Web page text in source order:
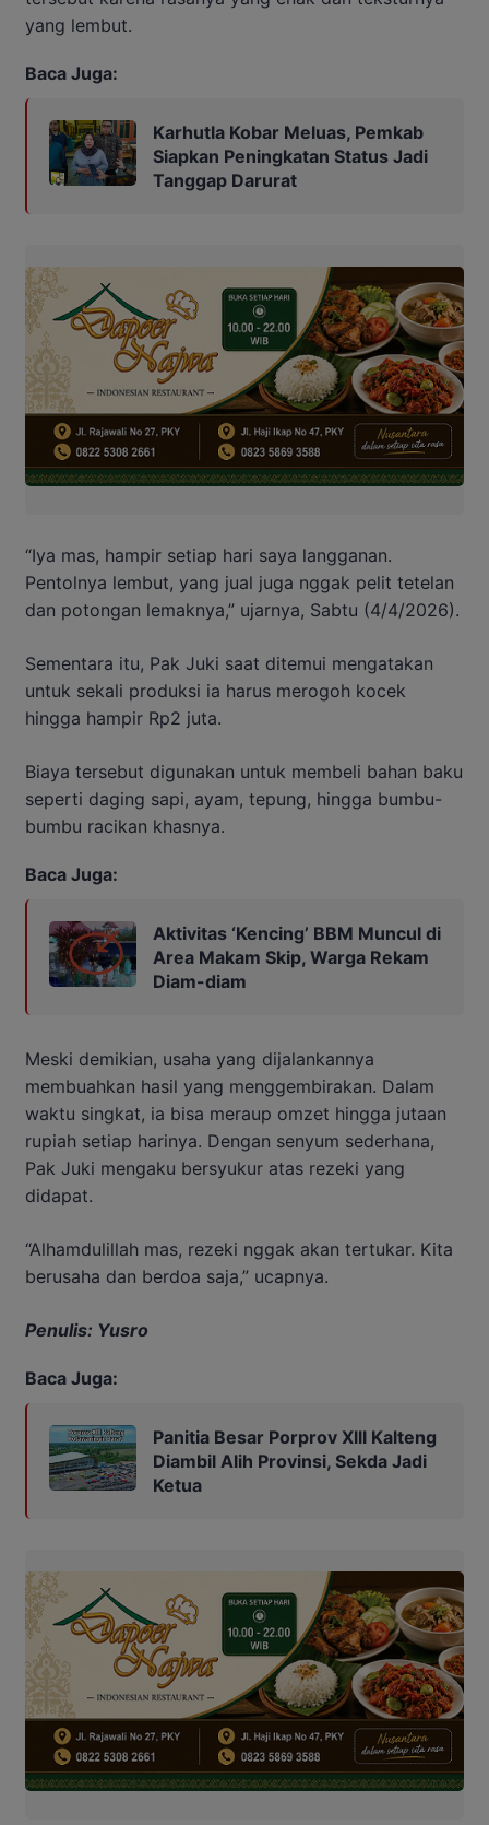
yang lembut.
Baca Juga:
Karhutla Kobar Meluas, Pemkab
Siapkan Peningkatan Status Jadi
Tanggap Darurat
“Iya mas, hampir setiap hari saya langganan.
Pentolnya lembut, yang jual juga nggak pelit tetelan
dan potongan lemaknya,” ujarnya, Sabtu (4/4/2026).
Sementara itu, Pak Juki saat ditemui mengatakan
untuk sekali produksi ia harus merogoh kocek
hingga hampir Rp2 juta.
Biaya tersebut digunakan untuk membeli bahan baku
seperti daging sapi, ayam, tepung, hingga bumbu-
bumbu racikan khasnya.
Baca Juga:
Aktivitas ‘Kencing’ BBM Muncul di
Area Makam Skip, Warga Rekam
Diam-diam
Meski demikian, usaha yang dijalankannya
membuahkan hasil yang menggembirakan. Dalam
waktu singkat, ia bisa meraup omzet hingga jutaan
rupiah setiap harinya. Dengan senyum sederhana,
Pak Juki mengaku bersyukur atas rezeki yang
didapat.
“Alhamdulillah mas, rezeki nggak akan tertukar. Kita
berusaha dan berdoa saja,” ucapnya.
Penulis: Yusro
Baca Juga:
Panitia Besar Porprov Xlll Kalteng
Diambil Alih Provinsi, Sekda Jadi
Ketua